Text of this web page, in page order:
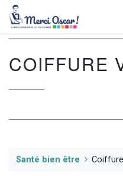
COIFFURE
Santé bien être